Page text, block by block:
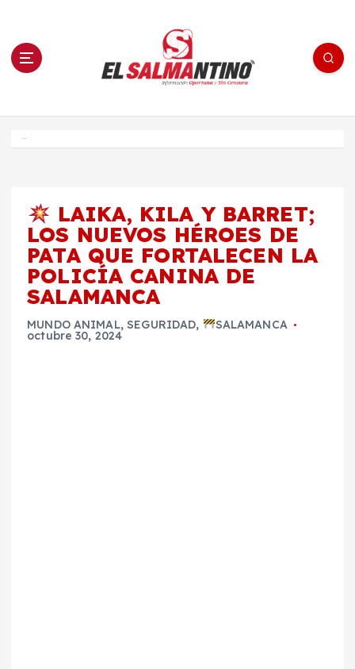
n El Salmantino - medios/noticias/editorial
LAIKA, KILA Y BARRET;
LOS NUEVOS HÉROES DE
PATA QUE FORTALECEN LA
POLICÍA CANINA DE
SALAMANCA
MUNDO ANIMAL,SEGURIDAD, SALAMANCA
octubre 30, 2024